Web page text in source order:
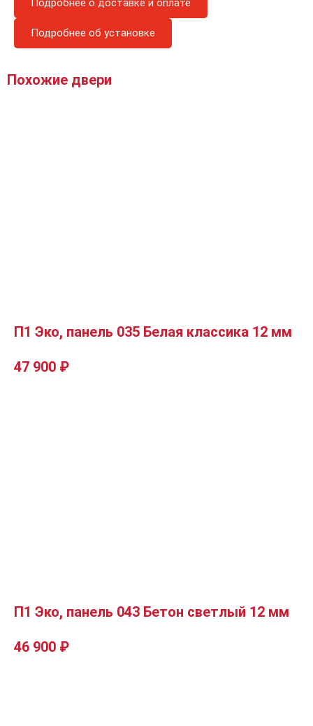
Подробнее о доставке и оплате
Подробнее об установке
Похожие двери
П1 Эко, панель 035 Белая классика 12 мм
47 900 ₽
П1 Эко, панель 043 Бетон светлый 12 мм
46 900 ₽